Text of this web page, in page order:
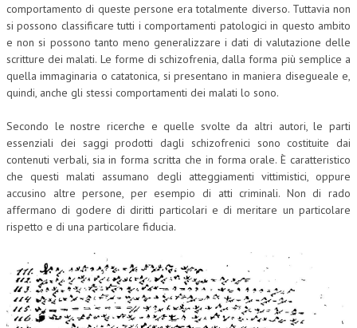
comportamento di queste persone era totalmente diverso. Tuttavia non
si possono classificare tutti i comportamenti patologici in questo ambito
e non si possono tanto meno generalizzare i dati di valutazione delle
scritture dei malati. Le forme di schizofrenia, dalla forma più semplice a
quella immaginaria o catatonica, si presentano in maniera disegueale e,
quindi, anche gli stessi comportamenti dei malati lo sono.
Secondo le nostre ricerche e quelle svolte da altri autori, le parti
essenziali dei saggi prodotti dagli schizofrenici sono costituite dai
contenuti verbali, sia in forma scritta che in forma orale. È caratteristico
che questi malati assumano degli atteggiamenti vittimistici, oppure
accusino altre persone, per esempio di atti criminali. Non di rado
affermano di godere di diritti particolari e di meritare un particolare
rispetto e di una particolare fiducia.